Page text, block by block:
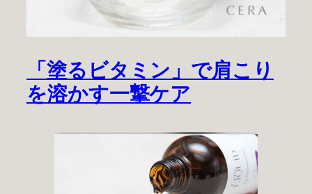
「塗るビタミン」で肩こり
を溶かす一撃ケア